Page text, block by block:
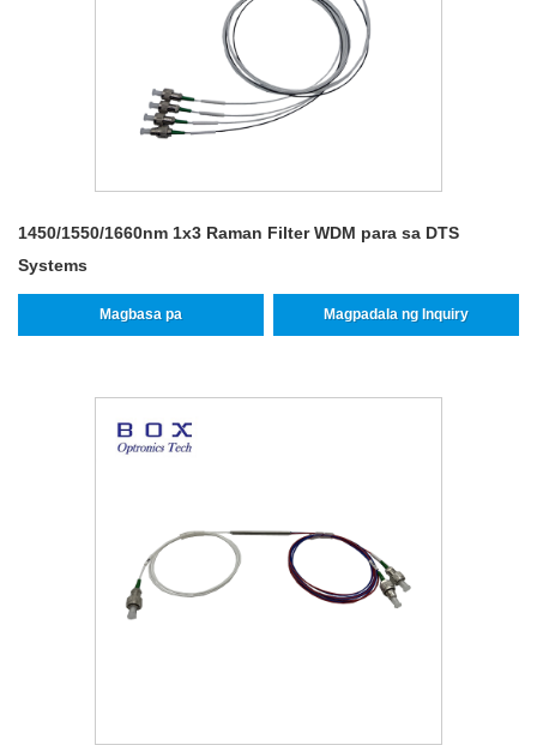
1450/1550/1660nm 1x3 Raman Filter WDM para sa DTS
Systems
Magbasa pa Magpadala ng Inquiry